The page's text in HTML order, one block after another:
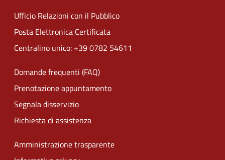
Ufficio Relazioni con il Pubblico
Posta Elettronica Certificata
Centralino unico: +39 0782 54611
Domande frequenti (FAQ)
Prenotazione appuntamento
Segnala disservizio
Richiesta di assistenza
Amministrazione trasparente